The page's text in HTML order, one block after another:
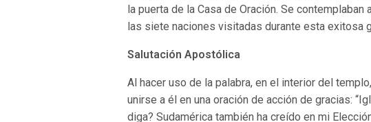
la puerta de la Casa de Oración. Se
las siete naciones visitadas durante esta exitosa
Salutación Apostólica
Al hacer uso de la palabra, en el interior del
unirse a él en una oración de acción de gracias:
diga? Sudamérica también ha creído en mi